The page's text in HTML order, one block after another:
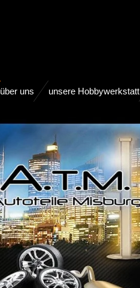
über uns unsere Hobbywerkstatt